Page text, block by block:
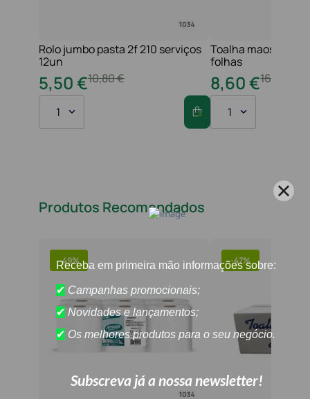
Rolo jumbo pasta 2f 210 serviços
12un
10,80€
5,50€
1
Toalha maos 2f
folhas
16
8,60€
1
Produtos Recomendados
-49% -47%